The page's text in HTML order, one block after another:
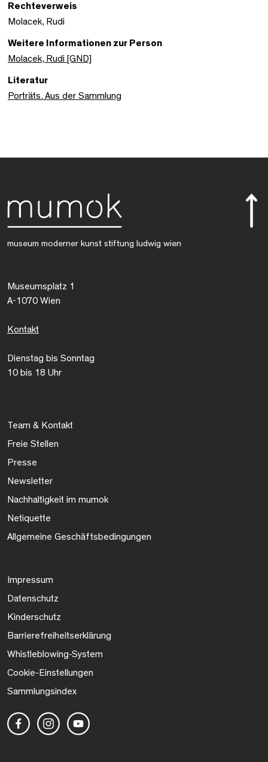
Rechteverweis
Molacek, Rudi
Weitere Informationen zur Person
Molacek, Rudi [GND]
Literatur
Porträts. Aus der Sammlung
museum moderner kunst stiftung ludwig wien
Museumsplatz 1
A-1070 Wien
Kontakt
Dienstag bis Sonntag
10 bis 18 Uhr
Team & Kontakt
Freie Stellen
Presse
Newsletter
Nachhaltigkeit im mumok
Netiquette
Allgemeine Geschäftsbedingungen
Impressum
Datenschutz
Kinderschutz
Barrierefreiheitserklärung
Whistleblowing-System
Cookie-Einstellungen
Sammlungsindex